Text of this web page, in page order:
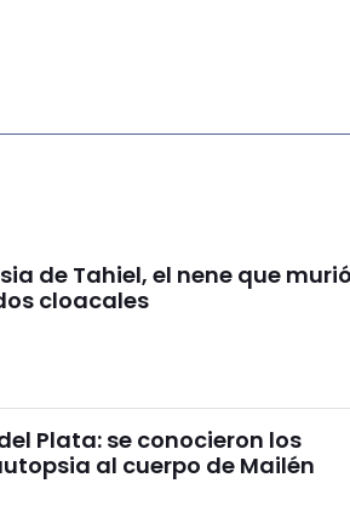
de Tahiel, el nene que
cloacales
Plata: se conocieron los
al cuerpo de Mailén